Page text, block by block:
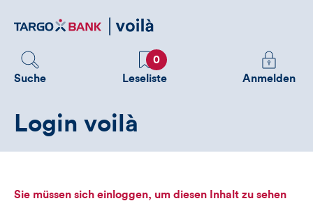
zum
Suche
Favoriten
0
Leseliste
Melden
Sie
sehen
Anmelden
Login voilà
Sie müssen sich einloggen, um diesen Inhalt zu sehen